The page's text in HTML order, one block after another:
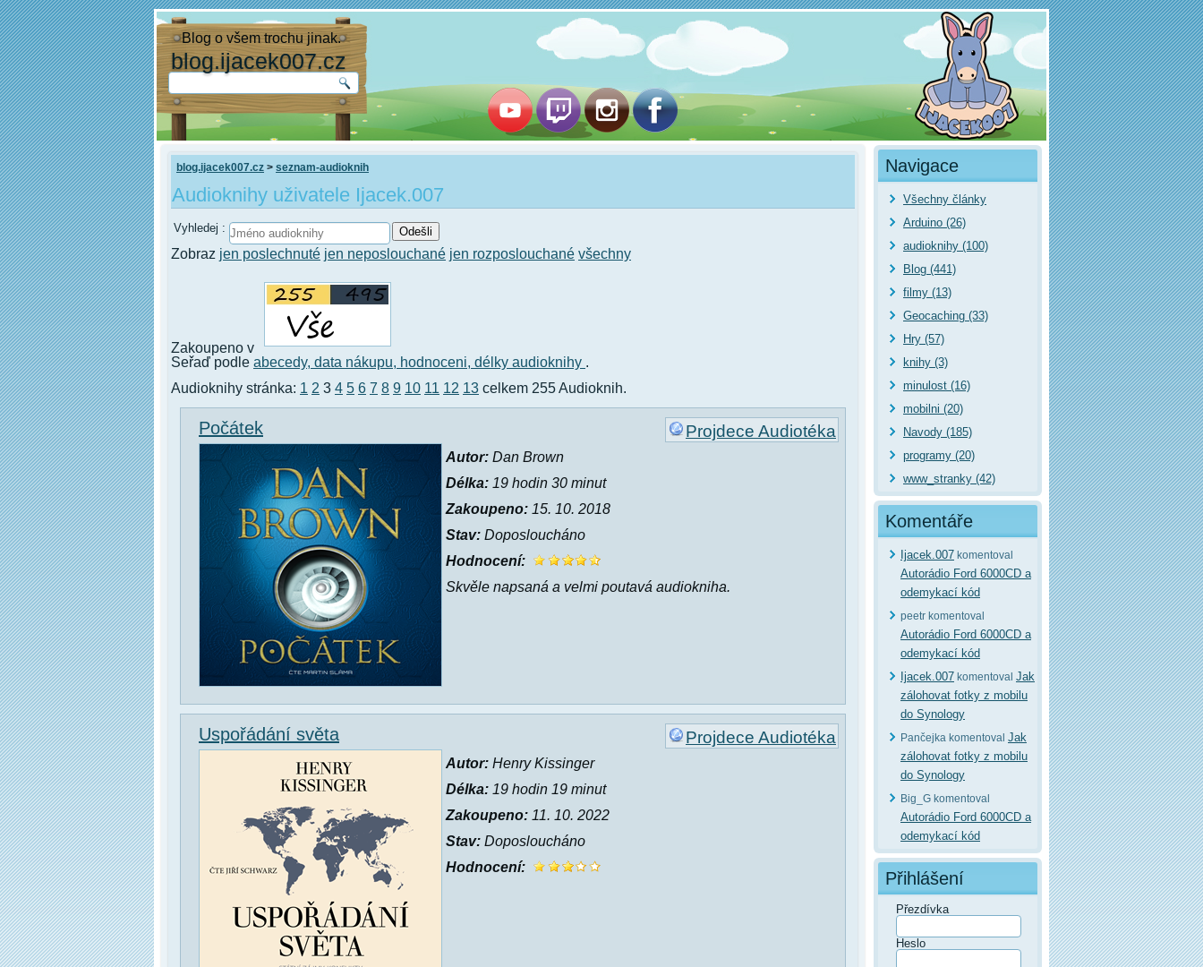
blog.ijacek007.cz
Blog o všem trochu jinak.
blog.ijacek007.cz > seznam-audioknih
Audioknihy uživatele Ijacek.007
Vyhledej :
Zobraz jen poslechnuté jen neposlouchané jen rozposlouchané všechny
Zakoupeno v
Seřaď podle abecedy, data nákupu, hodnoceni, délky audioknihy .
Audioknihy stránka: 1 2 3 4 5 6 7 8 9 10 11 12 13 celkem 255 Audioknih.
Projdece Audiotéka
Počátek
Autor: Dan Brown
Délka: 19 hodin 30 minut
Zakoupeno: 15. 10. 2018
Stav: Doposloucháno
Hodnocení:
Skvěle napsaná a velmi poutavá audiokniha.
Projdece Audiotéka
Uspořádání světa
Autor: Henry Kissinger
Délka: 19 hodin 19 minut
Zakoupeno: 11. 10. 2022
Stav: Doposloucháno
Hodnocení:
Navigace
Všechny články
Arduino (26)
audioknihy (100)
Blog (441)
filmy (13)
Geocaching (33)
Hry (57)
knihy (3)
minulost (16)
mobilni (20)
Navody (185)
programy (20)
www_stranky (42)
Komentáře
Ijacek.007 komentoval
Autorádio Ford 6000CD a
odemykací kód
peetr komentoval
Autorádio Ford 6000CD a
odemykací kód
Ijacek.007 komentoval Jak
zálohovat fotky z mobilu
do Synology
Pančejka komentoval Jak
zálohovat fotky z mobilu
do Synology
Big_G komentoval
Autorádio Ford 6000CD a
odemykací kód
Přihlášení
Přezdívka
Heslo